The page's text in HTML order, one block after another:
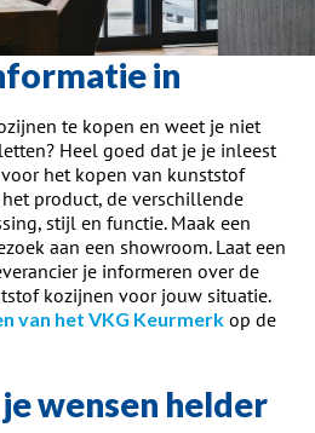
in
te kopen en weet je niet
Heel goed dat je je inleest
het kopen van kunststof
product, de verschillende
stijl en functie. Maak een
aan een showroom. Laat een
je informeren over de
kozijnen voor jouw situatie.
van het VKG Keurmerk op de
wensen helder